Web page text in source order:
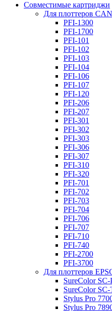
Совместимые картриджи
Для плоттеров
PFI-1300
PFI-1700
PFI-101
PFI-102
PFI-103
PFI-104
PFI-106
PFI-107
PFI-120
PFI-206
PFI-207
PFI-301
PFI-302
PFI-303
PFI-306
PFI-307
PFI-310
PFI-320
PFI-701
PFI-702
PFI-703
PFI-704
PFI-706
PFI-707
PFI-710
PFI-740
PFI-2700
PFI-3700
Для плоттеров
SureColor
SureColor
Stylus Pro
Stylus Pro